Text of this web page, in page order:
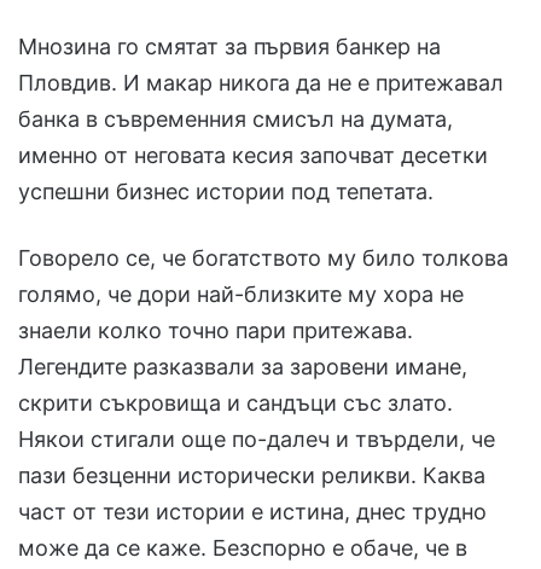
Мнозина го смятат за първия банкер на
Пловдив. И макар никога да не е притежавал
банка в съвременния смисъл на думата,
именно от неговата кесия започват десетки
успешни бизнес истории под тепетата.
Говорело се, че богатството му било толкова
голямо, че дори най-близките му хора не
знаели колко точно пари притежава.
Легендите разказвали за заровени имане,
скрити съкровища и сандъци със злато.
Някои стигали още по-далеч и твърдели, че
пази безценни исторически реликви. Каква
част от тези истории е истина, днес трудно
може да се каже. Безспорно е обаче, че в